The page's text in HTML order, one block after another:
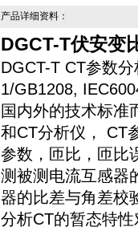
产品详细资料：
DGCT-T伏安变
DGCT-T CT参数
1/GB1208,
国内外的技术标准
和CT分析仪， CT
参数，匝比，匝比
测被测电流互感器
器的比差与角差校
分析CT的暂态特